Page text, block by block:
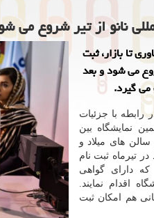
نانو از تیر شروع می
تا بازار، ثبت
می شود و بعد
گیرد.
رابطه با جزئیات
نمایشگاه بین
نانو از ۱۳ الی ۱۶ آبان ماه ۱۴۰۲ در سالن های میلاد و
تیرماه ثبت نام
دارای گواهی
اقدام نمایند.
هم امکان ثبت